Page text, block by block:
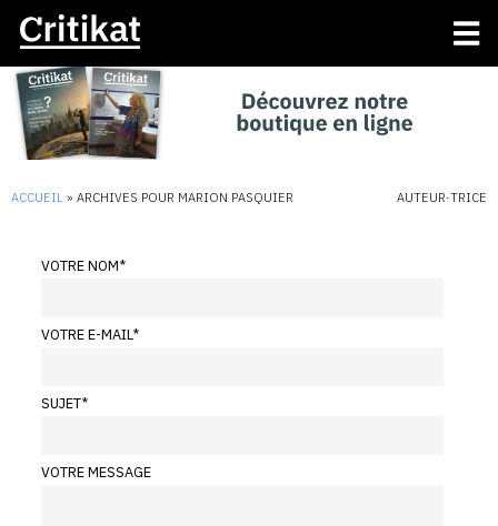
ACCUEIL » ARCHIVES POUR MARION PASQUIER AUTEUR·TRICE
VOTRE NOM*
VOTRE E-MAIL*
SUJET*
VOTRE MESSAGE